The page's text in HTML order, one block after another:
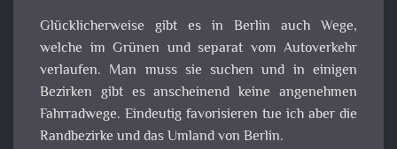
Glücklicherweise gibt es in Berlin auch Wege,
welche im Grünen und separat vom Autoverkehr
verlaufen. Man muss sie suchen und in einigen
Bezirken gibt es anscheinend keine angenehmen
Fahrradwege. Eindeutig favorisieren tue ich aber die
Randbezirke und das Umland von Berlin.